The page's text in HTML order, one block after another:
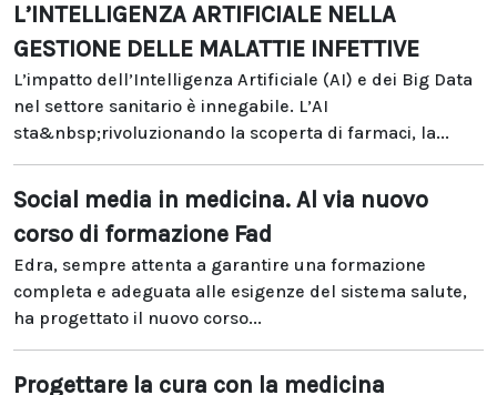
L’INTELLIGENZA ARTIFICIALE NELLA
GESTIONE DELLE MALATTIE INFETTIVE
L’impatto dell’Intelligenza Artificiale (AI) e dei Big Data
nel settore sanitario è innegabile. L’AI
sta&nbsp;rivoluzionando la scoperta di farmaci, la...
Social media in medicina. Al via nuovo
corso di formazione Fad
Edra, sempre attenta a garantire una formazione
completa e adeguata alle esigenze del sistema salute,
ha progettato il nuovo corso...
Progettare la cura con la medicina